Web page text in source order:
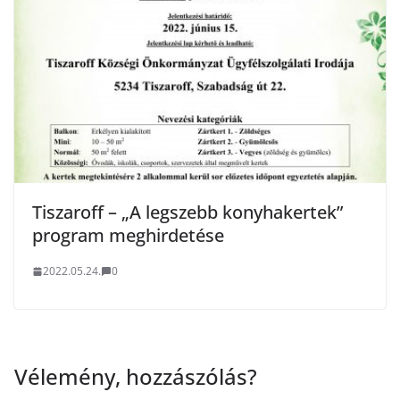
Tiszaroff – „A legszebb konyhakertek”
program meghirdetése
2022.05.24. 0
Vélemény, hozzászólás?